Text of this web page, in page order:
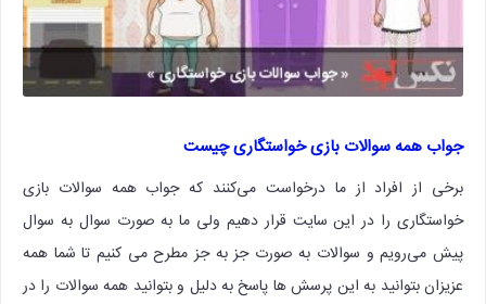
جواب همه سوالات بازی خواستگاری چیست
برخی از افراد از ما درخواست می‌کنند که جواب همه سوالات بازی
خواستگاری را در این سایت قرار دهیم ولی ما به صورت سوال به سوال
پیش می‌رویم و سوالات به صورت جز به جز مطرح می کنیم تا شما همه
عزیزان بتوانید به این پرسش ها پاسخ به دلیل و بتوانید همه سوالات را در